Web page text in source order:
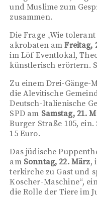
und Muslime zum
zusammen.
Die Frage „Wie
akro­baten amFreitag,
im Löf Eventlokal,
künstlerisch erörtern.
Zu einem Drei-
die Alevitische
Deutsch-Italienische
SPD am Samstag, 21.
Burger Straße 105,
15 Euro.
Das jüdische
am Sonntag, 22. März,
terkirche zu Gast und
Koscher-Maschine“,
die Rolle der Tiere im